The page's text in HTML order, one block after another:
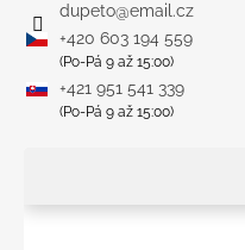
dupeto@email.cz
+420 603 194 559
(Po-Pá 9 až 15:00)
+421 951 541 339
(Po-Pá 9 až 15:00)